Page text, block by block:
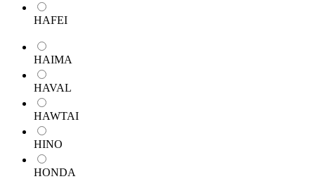
HAFEI
HAIMA
HAVAL
HAWTAI
HINO
HONDA